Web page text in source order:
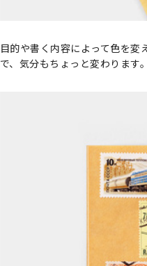
目的や書く内容によって色を変
で、気分もちょっと変わります。